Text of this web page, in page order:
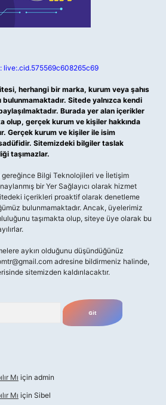
live:.cid.575569c608265c69
herhangi bir marka, kurum veya şahıs
Sitede yalnızca kendi
Burada yer alan içerikler
olup, gerçek kurum ve kişiler hakkında
Gerçek kurum ve kişiler ile isim
Sitemizdeki bilgiler taslak
taşımazlar.
gereğince Bilgi Teknolojileri ve İletişim
bir Yer Sağlayıcı olarak hizmet
içerikleri proaktif olarak denetleme
bulunmamaktadır. Ancak, üyelerimiz
taşımakta olup, siteye üye olarak bu
aykırı olduğunu düşündüğünüz
adresine bildirmeniz halinde,
sitemizden kaldırılacaktır.
Mı için admin
Mı için Sibel